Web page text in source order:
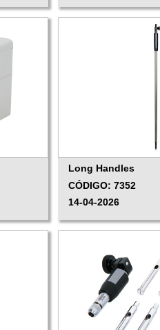
Long Handles
CÓDIGO: 7352
14-04-2026